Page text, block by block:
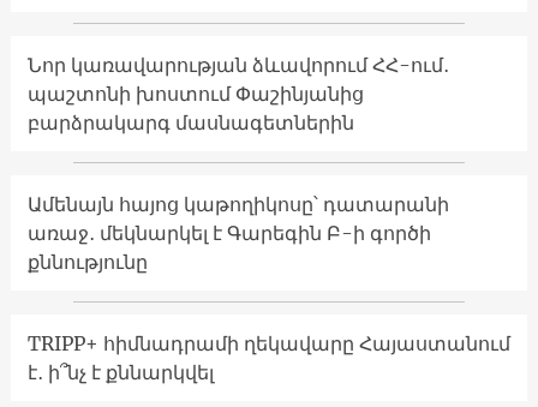
Նոր կառավարության ձևավորում ՀՀ-ում․
պաշտոնի խոստում Փաշինյանից
բարձրակարգ մասնագետներին
Ամենայն հայոց կաթողիկոսը՝ դատարանի
առաջ․ մեկնարկել է Գարեգին Բ-ի գործի
քննությունը
TRIPP+ հիմնադրամի ղեկավարը Հայաստանում
է․ ի՞նչ է քննարկվել